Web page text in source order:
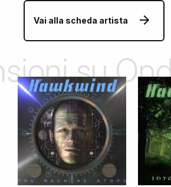
Vai alla scheda artista
su